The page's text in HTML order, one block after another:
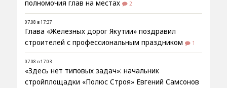
полномочия глав на местах
2
07.08 в 17:37
Глава «Железных дорог Якутии» поздравил
строителей с профессиональным праздником
1
07.08 в 17:03
«Здесь нет типовых задач»: начальник
стройплощадки «Полюс Строя» Евгений Самсонов